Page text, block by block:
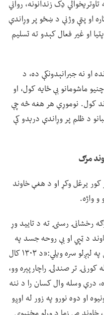
ډک زندانونه، رواني
او پټې وژنې د ښځو پر وړاندې
او غیر فعال کېدو ته تسلیم
او نه جبرانېدونکې ده، د
ماشومانو بې ځایه کول، او
کول. نوموړې هر هغه څه چې
د ظلم پر وړاندې درېدو کې
مرګ
کور یرغل وکړ او د هغې خاوند
واژه.
رخشانۍ رسنۍ ته د تایید وړ
د ټپي او بې روحه جسد په
اړه د هویتي اسنادو او انځورونو د تولګې په لېږلو سره ویلي:«د ۱۳۰۳ کال
تر صندلۍ راچارپېره وو،
درې وسله وال کسان را د ننه
او دوه نورو په زور له اوږو